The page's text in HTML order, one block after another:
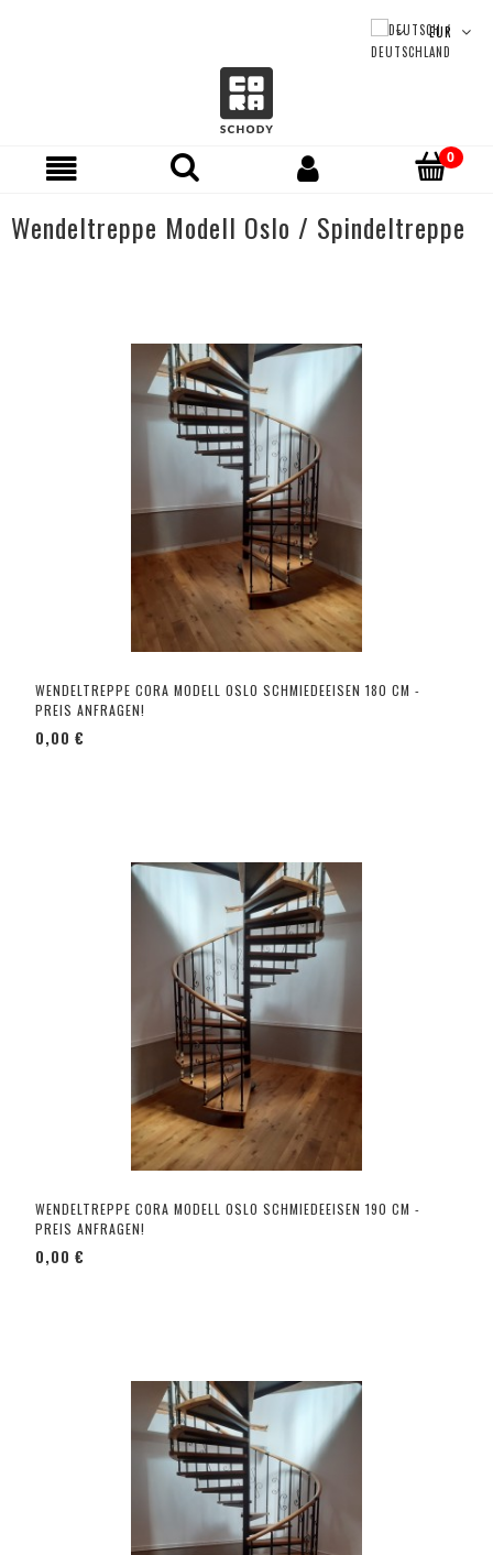
Wendeltreppe Modell Oslo / Spindeltreppe
WENDELTREPPE CORA MODELL OSLO SCHMIEDEEISEN 180 CM -
PREIS ANFRAGEN!
0,00 €
WENDELTREPPE CORA MODELL OSLO SCHMIEDEEISEN 190 CM -
PREIS ANFRAGEN!
0,00 €